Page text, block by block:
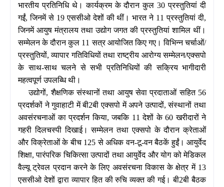
भारतीय प्रतिनिधि थे। कार्यक्रम के दौरान कुल 30 प्रस्तुतियां दी
गईं, जिनमें से 19 एससीओ देशों की थीं। भारत ने 11 प्रस्तुतियां दी,
जिनमें आयुष मंत्रालय तथा उद्योग जगत की प्रस्तुतियां शामिल थीं।
सम्मेलन के दौरान कुल 11 सत्र आयोजित किए गए। विभिन्न चर्चाओं/
प्रस्तुतियों, व्यापार गतिविधियों तथा राष्‍ट्रीय आरोग्‍य सम्‍मेलन/एक्‍सपो
के साथ-साथ चलने से सभी प्रतिनिधियों की सक्रिय भागीदारी
महत्‍वपूर्ण उपलब्धि थी।
उद्योगों, शैक्षणिक संस्थानों तथा आयुष सेवा प्रदाताओं सहित 56
प्रदर्शकों ने गुवाहाटी में बी2बी एक्‍सपो में अपने उत्पादों, संस्थानों तथा
अवसंरचनाओं का प्रदर्शन किया, जबकि 11 देशों के 60 खरीदारों ने
गहरी दिलचस्पी दिखाई। सम्मेलन तथा एक्सपो के दौरान क्रेताओं
और विक्रेताओं के बीच 125 से अधिक वन-टू-वन बैठकें हुईं। आयुर्वेद
शिक्षा, पारंपरिक चिकित्सा उत्पादों तथा आयुर्वेद और योग को मेडिकल
वैल्‍यू ट्रेवल प्रदान करने के लिए अवसंरचना विकास के क्षेत्र में 13
एससीओ देशों द्वारा व्यापार हित की रुचि व्‍यक्‍त की गई। बी2बी बैठक